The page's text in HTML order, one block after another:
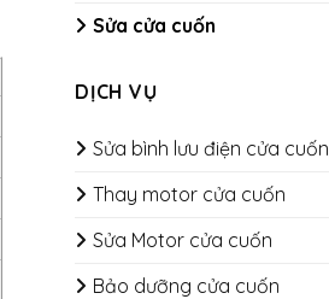
Sửa cửa cuốn
DỊCH VỤ
Sửa bình lưu điện cửa cuốn
Thay motor cửa cuốn
Sửa Motor cửa cuốn
Bảo dưỡng cửa cuốn